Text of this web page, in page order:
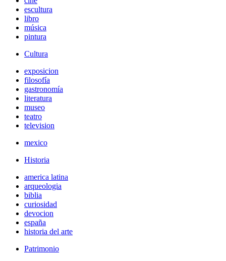
escultura
libro
música
pintura
Cultura
exposicion
filosofía
gastronomía
literatura
museo
teatro
television
mexico
Historia
america latina
arqueologia
biblia
curiosidad
devocion
españa
historia del arte
Patrimonio